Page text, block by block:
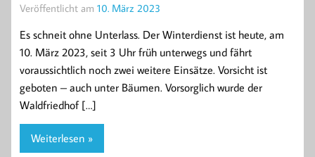
Veröffentlicht am 10. März 2023
Es schneit ohne Unterlass. Der Winterdienst ist heute, am
10. März 2023, seit 3 Uhr früh unterwegs und fährt
voraussichtlich noch zwei weitere Einsätze. Vorsicht ist
geboten – auch unter Bäumen. Vorsorglich wurde der
Waldfriedhof […]
Weiterlesen »